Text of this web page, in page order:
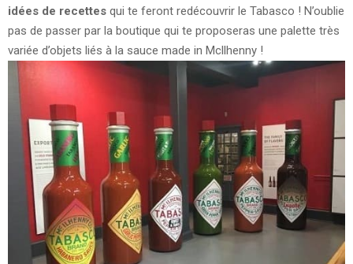
idées de recettes qui te feront redécouvrir le Tabasco ! N’oublie
pas de passer par la boutique qui te proposeras une palette très
variée d’objets liés à la sauce made in Mcllhenny !